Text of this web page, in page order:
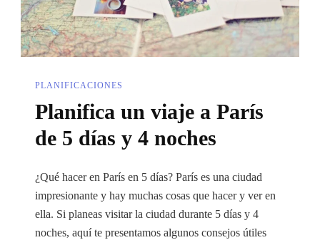
Comer
PLANIFICACIONES
Planifica un viaje a París
de 5 días y 4 noches
¿Qué hacer en París en 5 días? París es una ciudad
impresionante y hay muchas cosas que hacer y ver en
ella. Si planeas visitar la ciudad durante 5 días y 4
noches, aquí te presentamos algunos consejos útiles